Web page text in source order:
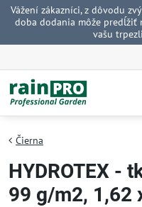
Vážení zákazníci, z dôvodu
doba dodania môže predĺžiť
vašu
Čierna
HYDROTEX -
99 g/m2, 1,62